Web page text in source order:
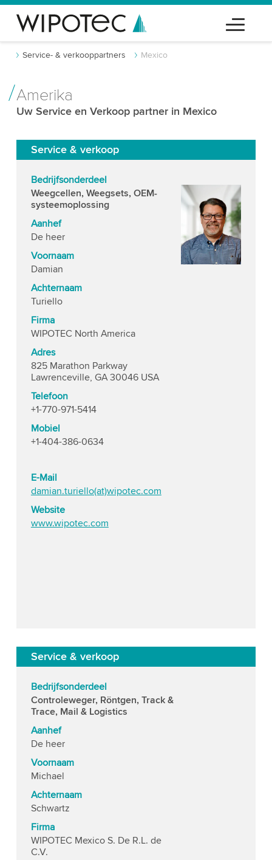
Service- & verkooppartners Mexico
Amerika
Uw Service en Verkoop partner in Mexico
Service & verkoop
Bedrijfsonderdeel
Weegcellen, Weegsets, OEM-
systeemoplossing
Aanhef
De heer
Voornaam
Damian
Achternaam
Turiello
Firma
WIPOTEC North America
Adres
825 Marathon Parkway
Lawrenceville, GA 30046 USA
Telefoon
+1-770-971-5414
Mobiel
+1-404-386-0634
E-Mail
damian.turiello(at)wipotec.com
Website
www.wipotec.com
Service & verkoop
Bedrijfsonderdeel
Controleweger, Röntgen, Track &
Trace, Mail & Logistics
Aanhef
De heer
Voornaam
Michael
Achternaam
Schwartz
Firma
WIPOTEC Mexico S. De R.L. de
C.V.